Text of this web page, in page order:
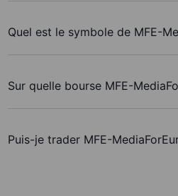
Quel est le symbole de MFE-
Sur quelle bourse MFE-
Puis-je trader MFE-